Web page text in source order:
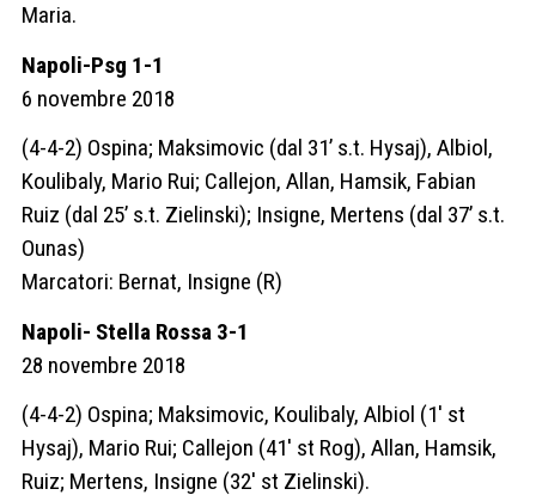
Maria.
Napoli-Psg 1-1
6 novembre 2018
(4-4-2) Ospina; Maksimovic (dal 31’ s.t. Hysaj), Albiol,
Koulibaly, Mario Rui; Callejon, Allan, Hamsik, Fabian
Ruiz (dal 25’ s.t. Zielinski); Insigne, Mertens (dal 37’ s.t.
Ounas)
Marcatori: Bernat, Insigne (R)
Napoli- Stella Rossa 3-1
28 novembre 2018
(4-4-2) Ospina; Maksimovic, Koulibaly, Albiol (1′ st
Hysaj), Mario Rui; Callejon (41′ st Rog), Allan, Hamsik,
Ruiz; Mertens, Insigne (32′ st Zielinski).